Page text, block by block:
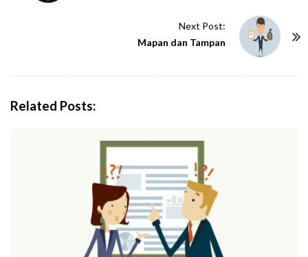
Next Post:
Mapan dan Tampan
Related Posts: